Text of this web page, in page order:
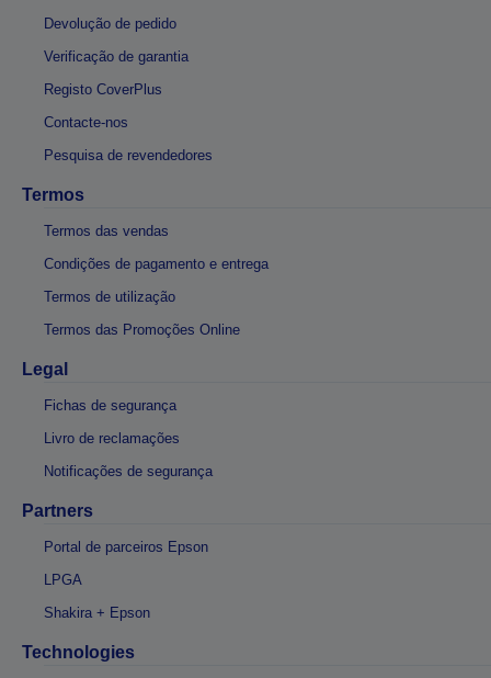
Devolução de pedido
Verificação de garantia
Registo CoverPlus
Contacte-nos
Pesquisa de revendedores
Termos
Termos das vendas
Condições de pagamento e entrega
Termos de utilização
Termos das Promoções Online
Legal
Fichas de segurança
Livro de reclamações
Notificações de segurança
Partners
Portal de parceiros Epson
LPGA
Shakira + Epson
Technologies